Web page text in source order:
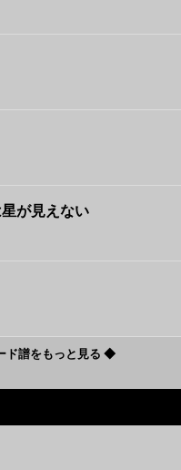
が見えない
ド譜をもっと見る ◆